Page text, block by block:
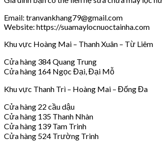
Email: tranvankhang79@gmail.com
Website: https://suamaylocnuoctainha.com
Khu vực Hoàng Mai – Thanh Xuân – Từ Liêm
Cửa hàng 384 Quang Trung
Cửa hàng 164 Ngọc Đại, Đại Mỗ
Khu vực Thanh Trì – Hoàng Mai – Đống Đa
Cửa hàng 22 cầu dậu
Cửa hàng 135 Thanh Nhàn
Cửa hàng 139 Tam Trinh
Cửa hàng 524 Trường Trinh